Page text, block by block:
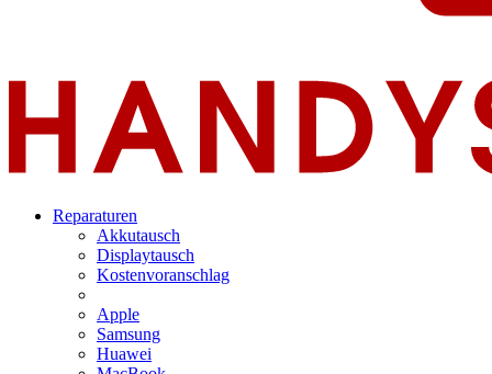
Reparaturen
Akkutausch
Displaytausch
Kostenvoranschlag
Apple
Samsung
Huawei